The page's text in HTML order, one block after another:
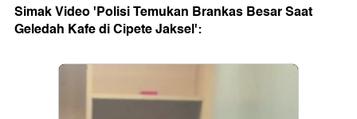
Simak Video 'Polisi Temukan Brankas Besar Saat
Geledah Kafe di Cipete Jaksel':